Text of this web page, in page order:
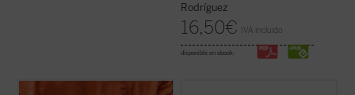
Rodríguez
16,50€ IVA incluido
disponible en ebook: